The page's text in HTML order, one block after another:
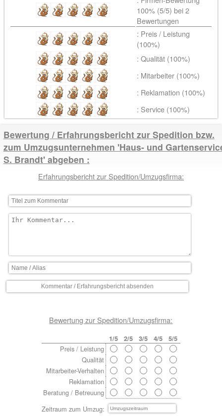
100% (5/5) bei2
Bewertungen
: Preis / Leistung
(100%)
: Qualität (100%)
: Mitarbeiter (100%)
: Reklamation (100%)
: Service (100%)
Bewertung / Erfahrungsbericht zur Spedition bzw.
zum Umzugsunternehmen 'Haus- und
S. Brandt' abgeben
Erfahrungsbericht zur Spedition/Umzugsfirma:
Bewertung zur Spedition/Umzugsfirma:
1/5 2/5 3/5 4/5 5/5
Zeitraum zum Umzug:
Preis / Leistung
Qualität
Mitarbeiter-Verhalten
Reklamation
Beratung / Betreuung